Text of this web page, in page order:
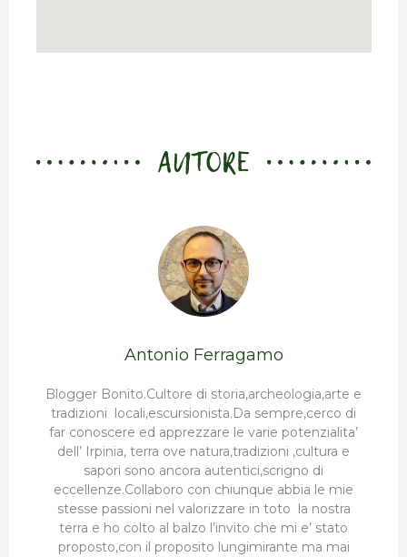
AUTORE
Antonio Ferragamo
Blogger Bonito.Cultore di storia,archeologia,arte e
tradizioni locali,escursionista.Da sempre,cerco di
far conoscere ed apprezzare le varie potenzialita’
dell’ Irpinia, terra ove natura,tradizioni ,cultura e
sapori sono ancora autentici,scrigno di
eccellenze.Collaboro con chiunque abbia le mie
stesse passioni nel valorizzare in toto la nostra
terra e ho colto al balzo l’invito che mi e’ stato
proposto,con il proposito lungimirante ma mai